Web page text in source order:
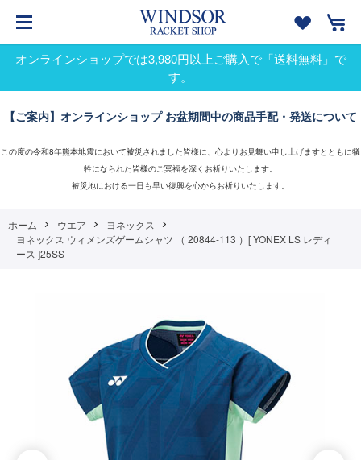
オンラインショップでは3,980円以上ご購入で「送料無料」で
す。
【ご案内】オンラインショップ お盆期間中の商品手配・発送について
この度の令和8年熊本地震において被災されました皆様に、心よりお見舞い申し上げますとともに犠
牲になられた皆様のご冥福を深くお祈りいたします。
被災地における一日も早い復興を心からお祈りいたします。
ホーム ウエア
ヨネックス
ヨネックス ウィメンズゲームシャツ （ 20844-113 ）[ YONEX LS レディ
ース ]25SS